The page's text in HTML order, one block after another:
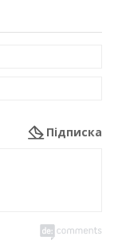
Підписка